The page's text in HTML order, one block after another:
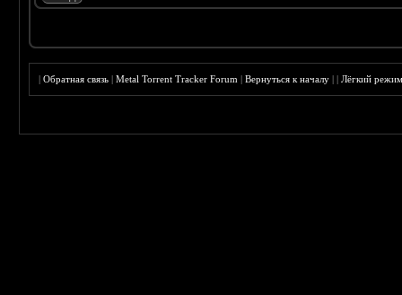
|Обратная связь |Metal Torrent Tracker Forum |Вернуться к началу ||Лёгкий